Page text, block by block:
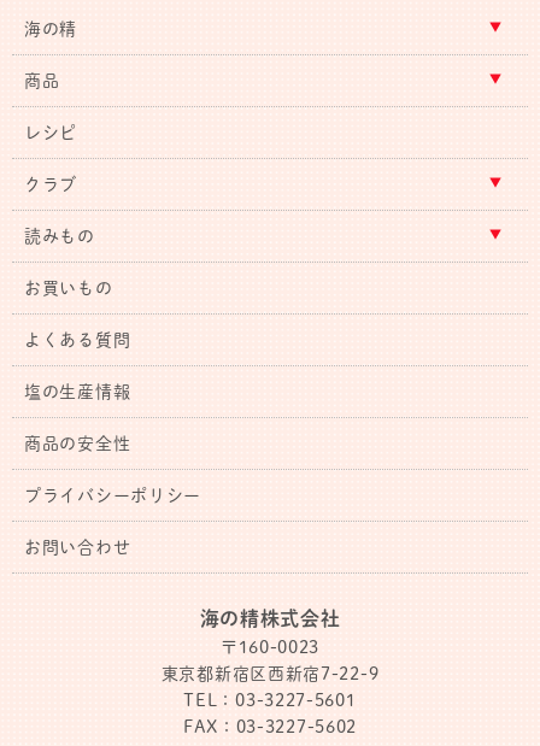
海の精
商品
レシピ
クラブ
読みもの
お買いもの
よくある質問
塩の生産情報
商品の安全性
プライバシーポリシー
お問い合わせ
海の精株式会社
〒160-0023
東京都新宿区西新宿7-22-9
TEL：03-3227-5601
FAX：03-3227-5602